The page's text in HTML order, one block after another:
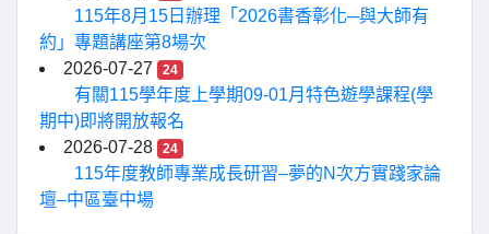
115年8月15日辦理「2026書香彰化─與大師有
約」專題講座第8場次
2026-07-27
24
有關115學年度上學期09-01月特色遊學課程(學
期中)即將開放報名
2026-07-28
24
115年度教師專業成長研習–夢的N次方實踐家論
壇–中區臺中場